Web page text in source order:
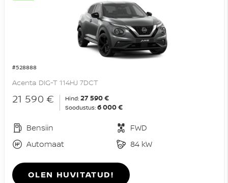
#528888
Acenta DIG-T 114HJ 7DCT
21 590 € Hind: 27 590 €
Soodustus: 6 000 €
Bensiin
FWD
Automaat
84 kW
OLEN HUVITATUD!